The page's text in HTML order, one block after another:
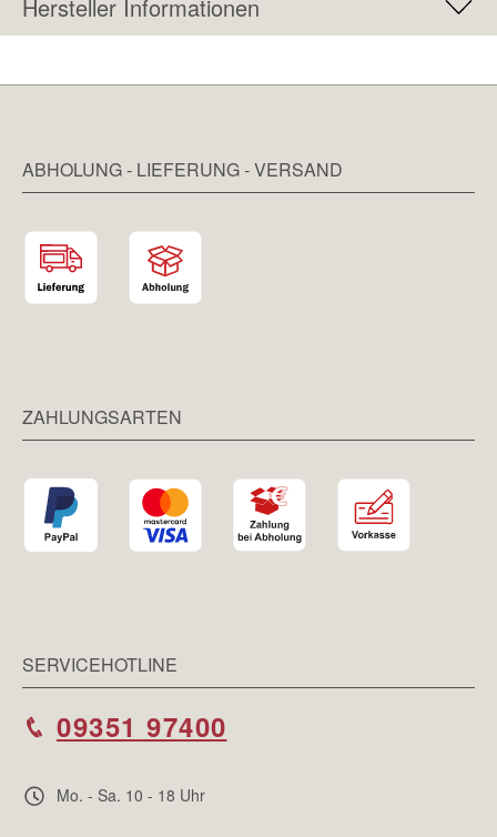
Hersteller Informationen
ABHOLUNG - LIEFERUNG - VERSAND
ZAHLUNGSARTEN
SERVICEHOTLINE
09351 97400
Mo. - Sa. 10 - 18 Uhr